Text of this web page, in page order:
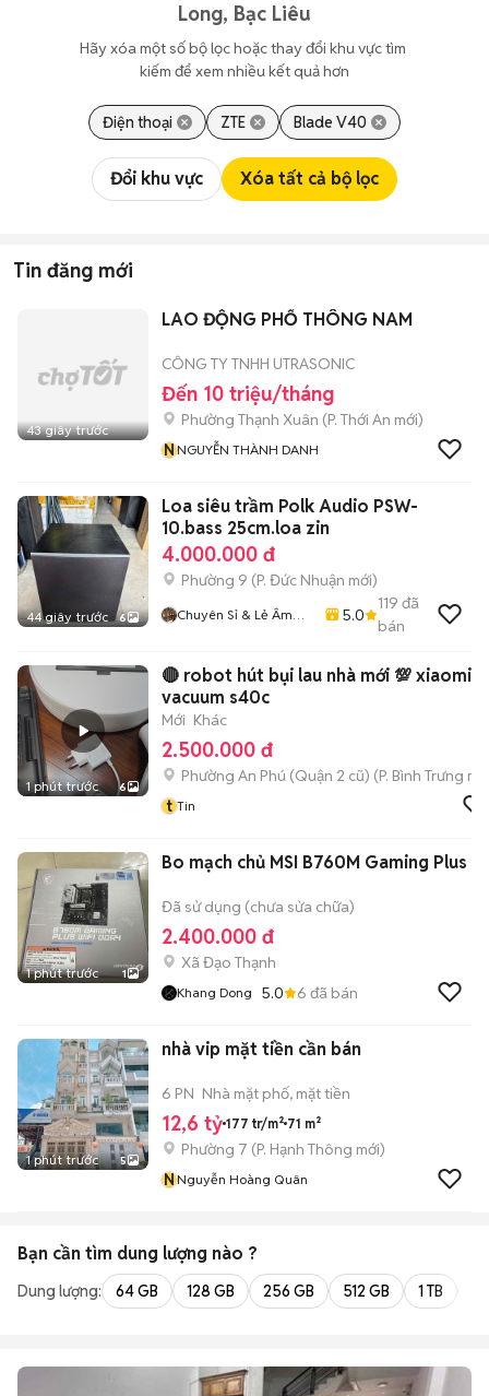
Long, Bạc Liêu
Hãy xóa một số bộ lọc hoặc thay đổi khu vực tìm
kiếm để xem nhiều kết quả hơn
Điện thoại ZTE Blade V40
Đổi khu vực Xóa tất cả bộ lọc
Tin đăng mới
43 giây trước
LAO ĐỘNG PHỔ THÔNG NAM
CÔNG TY TNHH UTRASONIC
Đến 10 triệu/tháng
Phường Thạnh Xuân (P. Thới An mới)
NNGUYỄN THÀNH DANH
44 giây trước 6
Loa siêu trầm Polk Audio PSW-
10.bass 25cm.loa zin
4.000.000 đ
Phường 9 (P. Đức Nhuận mới)
Chuyên Sỉ & Lẻ Âm
5.0
119 đã
bán
1 phút trước 6
🔴 robot hút bụi lau nhà mới 💯 xiaomi
vacuum s40c
Mới Khác
2.500.000 đ
Phường An Phú (Quận 2 cũ) (P. Bình Trưng
t Tin
1 phút trước 1
Bo mạch chủ MSI B760M Gaming Plus
Đã sử dụng (chưa sửa chữa)
2.400.000 đ
Xã Đạo Thạnh
Khang Dong 5.0 6 đã bán
1 phút trước 5
nhà vip mặt tiền cần bán
6 PN Nhà mặt phố, mặt tiền
12,6 tỷ 177 tr/m² 71 m²
Phường 7 (P. Hạnh Thông mới)
NNguyễn Hoàng Quân
Bạn cần tìm dung lượng nào ?
Dung lượng: 64 GB 128 GB 256 GB 512 GB 1 TB